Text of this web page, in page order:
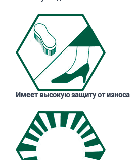
Имеет высокую защиту от износа